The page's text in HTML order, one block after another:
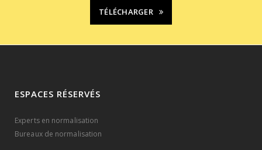
TÉLÉCHARGER
ESPACES RÉSERVÉS
Experts en normalisation
Bureaux de normalisation